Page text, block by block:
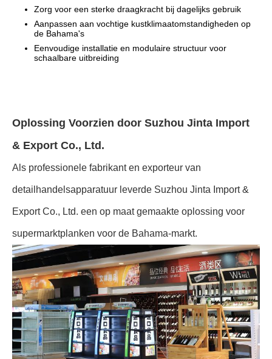
Zorg voor een sterke draagkracht bij dagelijks gebruik
Aanpassen aan vochtige kustklimaatomstandigheden op
de Bahama's
Eenvoudige installatie en modulaire structuur voor
schaalbare uitbreiding
Oplossing Voorzien door Suzhou Jinta Import
& Export Co., Ltd.
Als professionele fabrikant en exporteur van
detailhandelsapparatuur leverde Suzhou Jinta Import &
Export Co., Ltd. een op maat gemaakte oplossing voor
supermarktplanken voor de Bahama-markt.